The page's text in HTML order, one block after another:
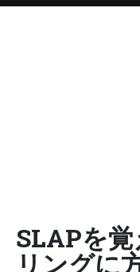
SLAPを
リングに